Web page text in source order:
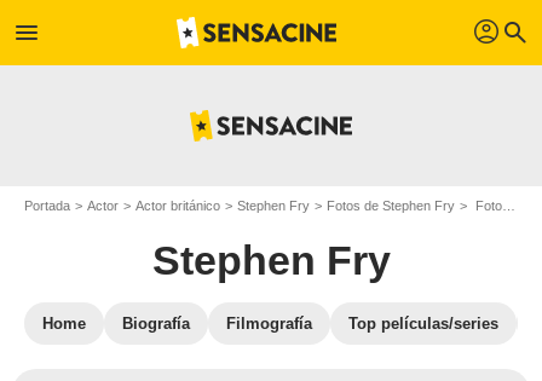
menu profil search
Portada Actor Actor británico Stephen Fry Fotos de Stephen Fry Foto Stephen Fry
Stephen Fry
Home Biografía Filmografía Top películas/series